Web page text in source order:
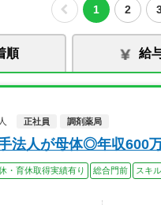
1 2
順 給
正社員 調剤薬局
法人が母体◎年収600
・育休取得実績有り 総合門前 スキ